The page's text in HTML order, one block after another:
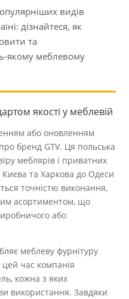
видів
дізнайтеся, як
та
якому меблевому
якості у меблевій
або оновленням
бренд GTV. Ця польська
меблярів і приватних
Києва та Харкова до Одеси
точністю виконання,
асортиментом, що
або
меблеву фурнітуру
час компанія
кожна з яких
використання. Завдяки